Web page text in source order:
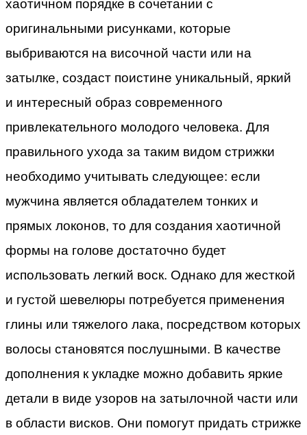
хаотичном порядке в сочетании с
оригинальными рисунками, которые
выбриваются на височной части или на
затылке, создаст поистине уникальный, яркий
и интересный образ современного
привлекательного молодого человека. Для
правильного ухода за таким видом стрижки
необходимо учитывать следующее: если
мужчина является обладателем тонких и
прямых локонов, то для создания хаотичной
формы на голове достаточно будет
использовать легкий воск. Однако для жесткой
и густой шевелюры потребуется применения
глины или тяжелого лака, посредством которых
волосы становятся послушными. В качестве
дополнения к укладке можно добавить яркие
детали в виде узоров на затылочной части или
в области висков. Они помогут придать стрижке